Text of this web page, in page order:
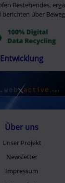
Bestehendes,
berichten über
Entwicklung
Über uns
Unser Projekt
Newsletter
Impressum